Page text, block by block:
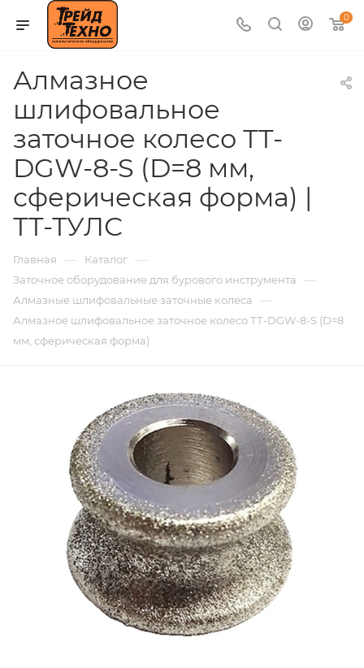
0
Алмазное
шлифовальное
заточное колесо ТТ-
DGW-8-S (D=8 мм,
сферическая форма) |
ТТ-ТУЛС
Главная — Каталог —
Заточное оборудование для бурового инструмента —
Алмазные шлифовальные заточные колеса —
Алмазное шлифовальное заточное колесо ТТ-DGW-8-S (D=8
мм, сферическая форма)